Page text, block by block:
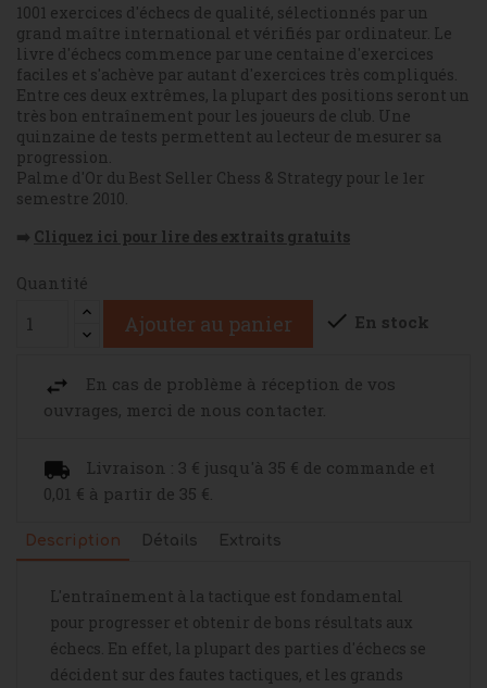
1001 exercices d'échecs de qualité, sélectionnés par un
grand maître international et vérifiés par ordinateur. Le
livre d'échecs commence par une centaine d'exercices
faciles et s'achève par autant d'exercices très compliqués.
Entre ces deux extrêmes, la plupart des positions seront un
très bon entraînement pour les joueurs de club. Une
quinzaine de tests permettent au lecteur de mesurer sa
progression.
Palme d'Or du Best Seller Chess & Strategy pour le 1er
semestre 2010.
➡️ Cliquez ici pour lire des extraits gratuits
Quantité
Ajouter au panier  En stock
En cas de problème à réception de vos
ouvrages, merci de nous contacter.
Livraison : 3 € jusqu'à 35 € de commande et
0,01 € à partir de 35 €.
Description Détails Extraits
L'entraînement à la tactique est fondamental
pour progresser et obtenir de bons résultats aux
échecs. En effet, la plupart des parties d'échecs se
décident sur des fautes tactiques, et les grands